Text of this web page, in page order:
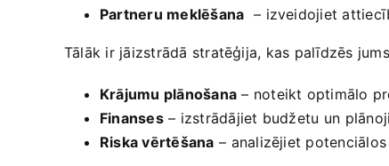
Partneru meklēšana
– ‌izveidojiet
Tālāk ir jāizstrādā stratēģija, kas palīdzēs
Krājumu plānošana – noteikt optimālo
Finanses– izstrādājiet budžetu ⁣un
Riska vērtēšana –⁣ analizējiet